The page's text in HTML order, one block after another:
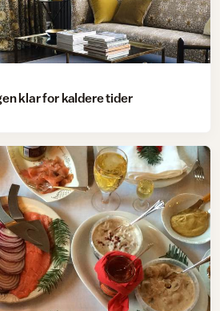
klar for kaldere tider